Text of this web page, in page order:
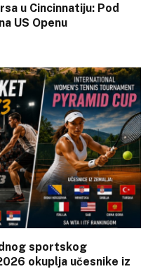
u Cincinnatiju: Pod
US Openu
sportskog
okuplja učesnike iz